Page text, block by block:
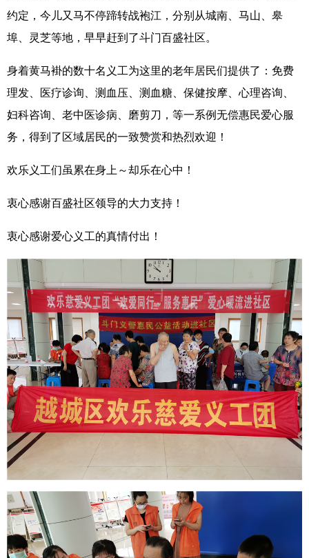
约定，今儿又马不停蹄转战袍江，分别从城南、马山、皋
埠、灵芝等地，早早赶到了斗门百盛社区。
身着黄马褂的数十名义工为这里的老年居民们提供了：免费
理发、医疗诊询、测血压、测血糖、保健按摩、心理咨询、
妇科咨询、老中医诊病、磨剪刀，等一系例无偿惠民爱心服
务，得到了区域居民的一致赞赏和热烈欢迎！
欢乐义工们虽累在身上～却乐在心中！
衷心感谢百盛社区领导的大力支持！
衷心感谢爱心义工的真情付出！